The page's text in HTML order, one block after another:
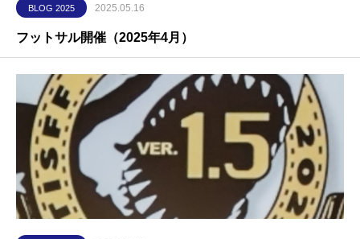
BLOG 2025 2025.05.16
フットサル開催（2025年4月）